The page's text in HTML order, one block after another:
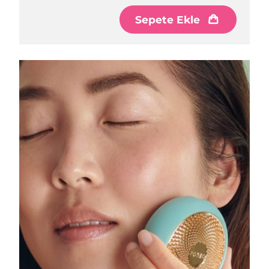
Sepete Ekle
Tahmini teslim tarihi 8/12/26
Malta Tahmini teslim tarihi8/10/26
Tahmini teslim tarihi8/14/26
Monako Tahmini teslim tarihi8/11/26
Hollanda Tahmini teslim tarihi8/10/26
Yeni Zelanda Tahmini teslim tarihi 8/10/26
Norveç Tahmini teslim tarihi8/10/26
Umman Tahmini teslim tarihi8/13/26